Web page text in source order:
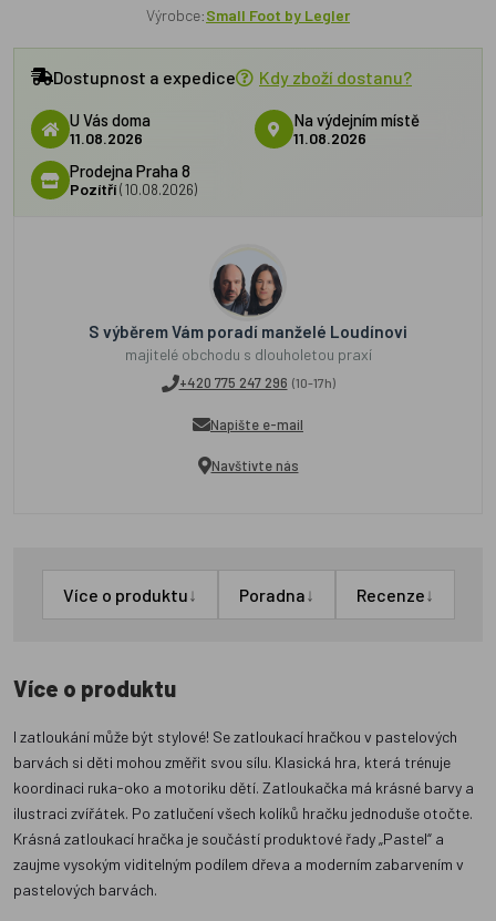
Výrobce:Small Foot by Legler
Dostupnost a expedice Kdy zboží dostanu?
U Vás doma
11.08.2026
Na výdejním místě
11.08.2026
Prodejna Praha 8
Pozítří(10.08.2026)
S výběrem Vám poradí manželé Loudínovi
majitelé obchodu s dlouholetou praxí
+420 775 247 296 (10-17h)
Napište e-mail
Navštivte nás
Více o produktu↓ Poradna↓ Recenze↓
Více o produktu
I zatloukání může být stylové! Se zatloukací hračkou v pastelových
barvách si děti mohou změřit svou sílu. Klasická hra, která trénuje
koordinaci ruka-oko a motoriku dětí. Zatloukačka má krásné barvy a
ilustraci zvířátek. Po zatlučení všech kolíků hračku jednoduše otočte.
Krásná zatloukací hračka je součástí produktové řady „Pastel“ a
zaujme vysokým viditelným podílem dřeva a moderním zabarvením v
pastelových barvách.